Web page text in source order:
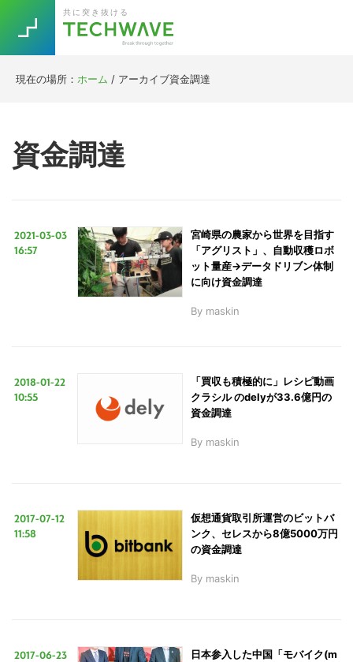
primary
navigation
main
content
primary
sidebar
footer
共に突き抜ける
現在の場所： ホーム / アーカイブ資金調達
資金調達
2021-03-03
16:57
宮崎県の農家から世界を目指す
「アグリスト」、自動収穫ロボ
ット量産→データドリブン体制
に向け資金調達
By maskin
2018-01-22
10:55
「買収も積極的に」レシピ動画
クラシル のdelyが33.6億円の
資金調達
By maskin
2017-07-12
11:58
仮想通貨取引所運営のビットバ
ンク、セレスから8億5000万円
の資金調達
By maskin
2017-06-23
日本参入した中国「モバイク(m
RE:LIFE
Re:Work
VR/AR
[Startup]
[Voice Edition]
LINE
特集